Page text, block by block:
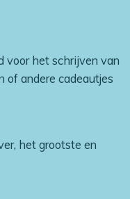
voor het schrijven van
of andere cadeautjes
het grootste en